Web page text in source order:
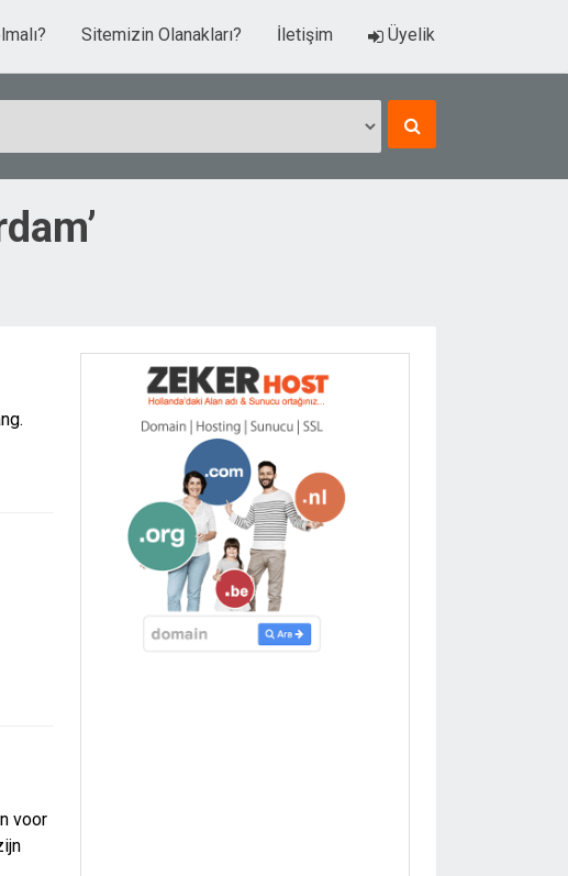
Sitemizin Olanakları? İletişim Üyelik
voor